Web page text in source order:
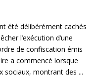
été délibérément cachés
l’exécution d’une
de confiscation émis
a commencé lorsque
sociaux, montrant des ...